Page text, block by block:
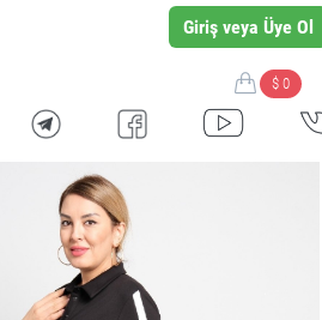
Giriş veya Üye Ol
$ 0